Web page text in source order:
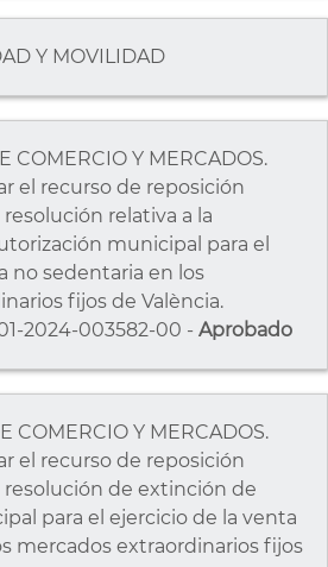
Y MOVILIDAD
COMERCIO Y MERCADOS.
el recurso de reposición
relativa a la
municipal para el
no sedentaria en los
fijos de València.
2024-003582-00 - Aprobado
COMERCIO Y MERCADOS.
el recurso de reposición
de extinción de
para el ejercicio de la venta
mercados extraordinarios fijos